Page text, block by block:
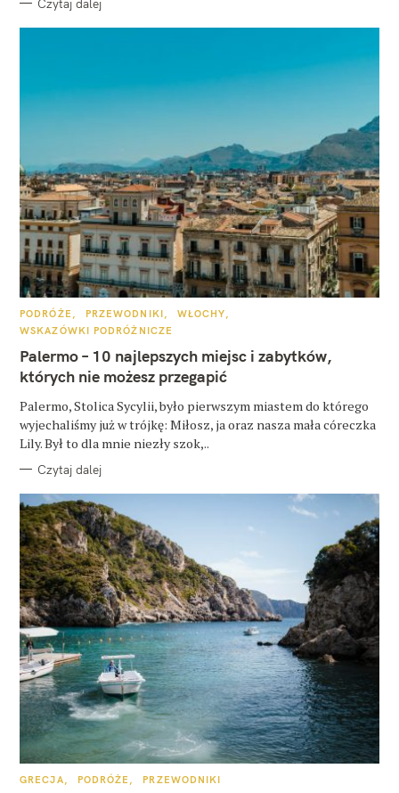
K
T
G
O
R
PODRÓŻE PRZEWODNIKI
WŁOCHY
WSKAZÓWKI PODRÓŻNICZE
Palermo – 10 najlepszych miejsc i zabytków,
których nie możesz przegapić
Palermo, Stolica Sycylii, było pierwszym miastem do którego
wyjechaliśmy już w trójkę: Miłosz, ja oraz nasza mała córeczka
Lily. Był to dla mnie niezły szok,..
Czytaj dalej
K
GRECJA PODRÓŻE PRZEWODNIKI